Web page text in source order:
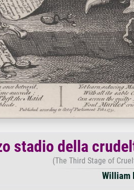
stadio della
(The Third Stage of
William